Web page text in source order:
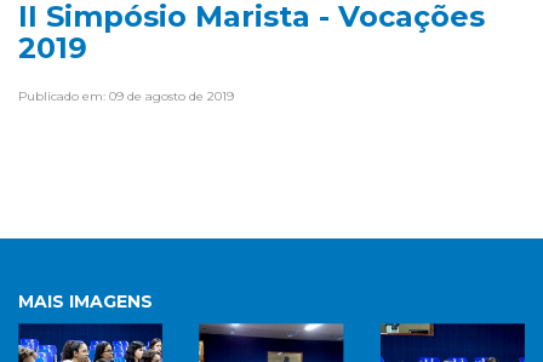
II Simpósio Marista - Vocações
2019
Publicado em: 09 de agosto de 2019
MAIS IMAGENS